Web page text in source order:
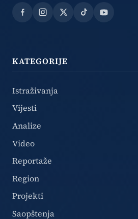
Facebook
Instagram
X TikTokYouTube
KATEGORIJE
Istraživanja
Vijesti
Analize
Video
Reportaže
Region
Projekti
Saopštenja